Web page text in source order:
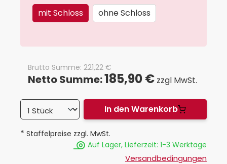
mit Schloss ohne Schloss
Netto Summe:185,90 € zzgl MwSt.
Brutto Summe: 221,22 €
In den Warenkorb
* Staffelpreise zzgl. MwSt.
Auf Lager, Lieferzeit: 1-3 Werktage
Versandbedingungen